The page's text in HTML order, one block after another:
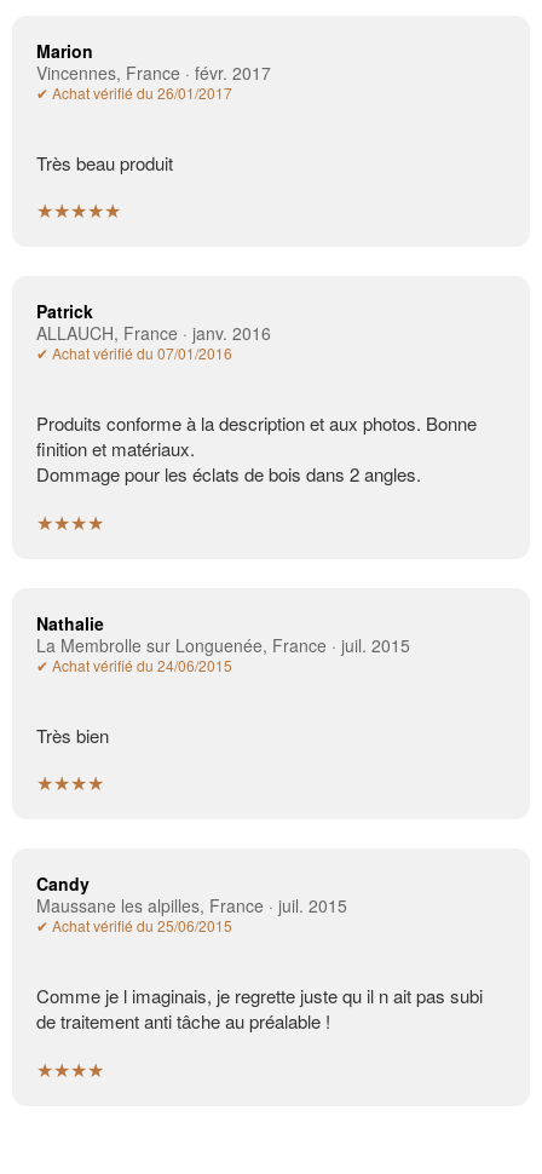
Marion
Vincennes, France · févr. 2017
✔ Achat vérifié du 26/01/2017
Très beau produit
★★★★★
Patrick
ALLAUCH, France · janv. 2016
✔ Achat vérifié du 07/01/2016
Produits conforme à la description et aux photos. Bonne
finition et matériaux.
Dommage pour les éclats de bois dans 2 angles.
★★★★
Nathalie
La Membrolle sur Longuenée, France · juil. 2015
✔ Achat vérifié du 24/06/2015
Très bien
★★★★
Candy
Maussane les alpilles, France · juil. 2015
✔ Achat vérifié du 25/06/2015
Comme je l imaginais, je regrette juste qu il n ait pas subi
de traitement anti tâche au préalable !
★★★★